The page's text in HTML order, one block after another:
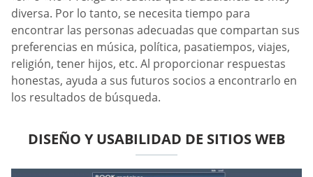
diversa. Por lo tanto, se necesita tiempo para
encontrar las personas adecuadas que compartan sus
preferencias en música, política, pasatiempos, viajes,
religión, tener hijos, etc. Al proporcionar respuestas
honestas, ayuda a sus futuros socios a encontrarlo en
los resultados de búsqueda.
DISEÑO Y USABILIDAD DE SITIOS WEB